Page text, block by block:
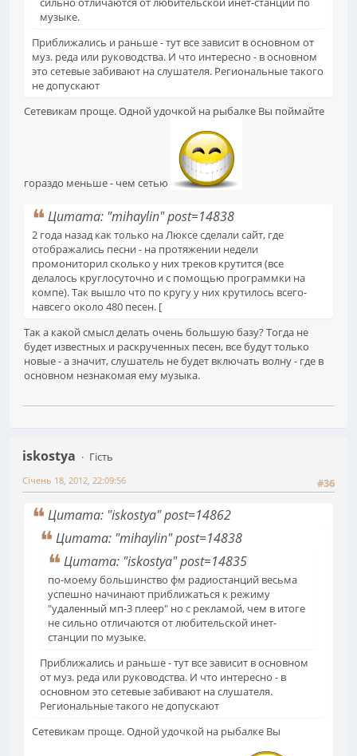
музыке.
Приближались и раньше - тут все зависит в основном от
муз. реда или руководства. И что интересно - в основном
это сетевые забивают на слушателя. Региональные такого
не допускают
Сетевикам проще. Одной удочкой на рыбалке Вы поймайте
гораздо меньше - чем сетью
Цитата: "mihaylin" post=14838
2 года назад как только на Люксе сделали сайт, где
отображались песни - на протяжении недели
промониторил сколько у них треков крутится (все
делалось круглосуточно и с помощью программки на
компе). Так вышло что по кругу у них крутилось всего-
навсего около 480 песен. [
Так а какой смысл делать очень большую базу? Тогда не
будет известных и раскрученных песен, все будут только
новые - а значит, слушатель не будет включать волну - где в
основном незнакомая ему музыка.
iskostya
Гість
#36
Січень 18, 2012, 22:09:56
Цитата: "iskostya" post=14862
Цитата: "mihaylin" post=14838
Цитата: "iskostya" post=14835
по-моему большинство фм радиостанций весьма
успешно начинают приближаться к режиму
"удаленный мп-3 плеер" но с рекламой, чем в итоге
не сильно отличаются от любительской инет-
станции по музыке.
Приближались и раньше - тут все зависит в основном
от муз. реда или руководства. И что интересно - в
основном это сетевые забивают на слушателя.
Региональные такого не допускают
Сетевикам проще. Одной удочкой на рыбалке Вы